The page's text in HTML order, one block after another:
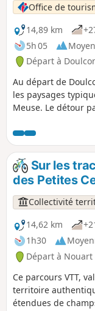
Office de
14,89 km
5h 05
Départ à
Au départ de
les paysages
Meuse. Le détour
belles surprises
rejoindrez ensuite
sur-Meuse par la
rejoindre Dun-sur-
par le halage le
navigable. Passant
Dun-sur-Meuse,
Sassey, Sassey-sur-
possibilité de partir
d'entre elles. Vous
possibilité de
pour la raccourcir
période de chasse.
Sur les
des Petites
Collectivité
14,62 km
1h30
Départ à Nouart
Ce parcours VTT,
territoire
étendues de